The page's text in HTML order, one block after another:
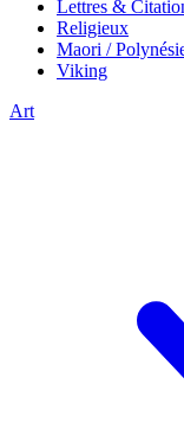
Lettres &
Religieux
Maori /
Viking
Art